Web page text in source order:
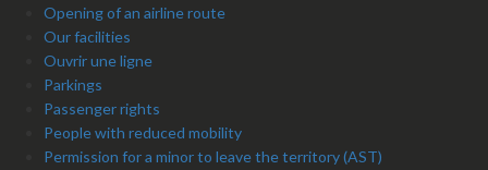
Opening of an airline route
Our facilities
Ouvrir une ligne
Parkings
Passenger rights
People with reduced mobility
Permission for a minor to leave the territory (AST)